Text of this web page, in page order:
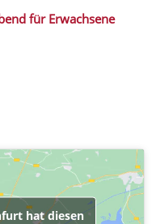
für Erwachsene
hat diesen